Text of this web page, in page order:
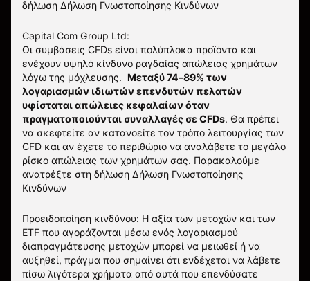
δήλωση Δήλωση Γνωστοποίησης Κινδύνων
Capital Com Group Ltd:
Οι συμβάσεις CFDs είναι πολύπλοκα προϊόντα και
ενέχουν υψηλό κίνδυνο ραγδαίας απώλειας χρημάτων
λόγω της μόχλευσης. Μεταξύ 74–89% των
λογαριασμών ιδιωτών επενδυτών πελατών
υφίσταται απώλειες κεφαλαίων όταν
πραγματοποιούνται συναλλαγές σε CFDs. Θα πρέπει
να σκεφτείτε αν κατανοείτε τον τρόπο λειτουργίας των
CFD και αν έχετε το περιθώριο να αναλάβετε το μεγάλο
ρίσκο απώλειας των χρημάτων σας. Παρακαλούμε
ανατρέξτε στη δήλωση Δήλωση Γνωστοποίησης
Κινδύνων
Προειδοποίηση κινδύνου: Η αξία των μετοχών και των
ETF που αγοράζονται μέσω ενός λογαριασμού
διαπραγμάτευσης μετοχών μπορεί να μειωθεί ή να
αυξηθεί, πράγμα που σημαίνει ότι ενδέχεται να λάβετε
πίσω λιγότερα χρήματα από αυτά που επενδύσατε